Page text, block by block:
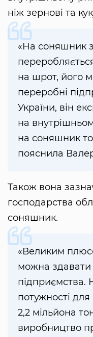
ніж зернові та
«На соняшник
на шрот, його
переробні
України, він
на
на соняшник
пояснила
Також вона
господарства
соняшник.
«Великим
можна здавати
підприємства.
потужності
2,2 мільйона
виробництво